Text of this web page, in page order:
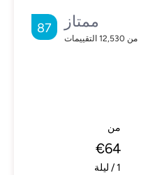
ممتاز
من 12,530 التقييمات
87
من
€64
1
/ ليلة